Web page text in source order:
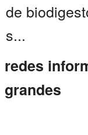
de
s...
redes
grandes